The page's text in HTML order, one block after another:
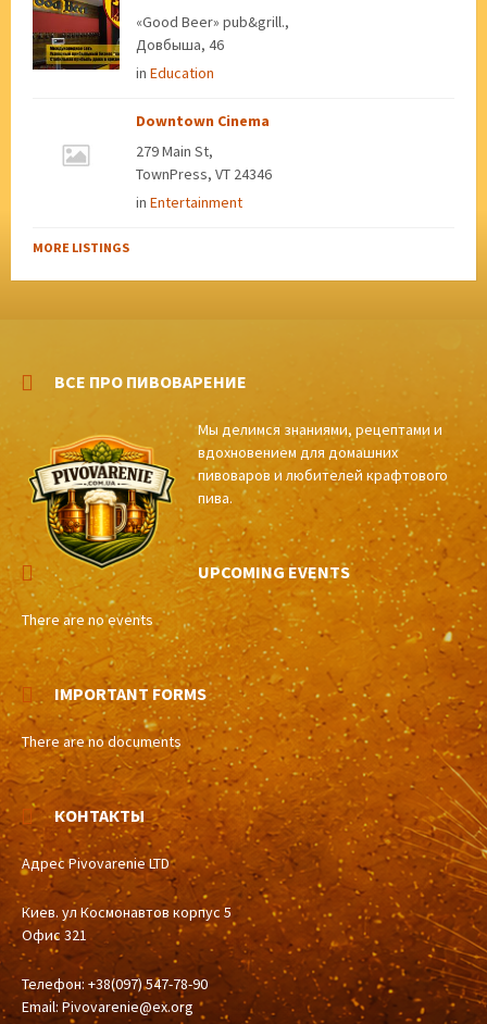
«Good Beer» pub&grill.,
Довбыша, 46
in Education
Downtown Cinema
279 Main St,
TownPress, VT 24346
in Entertainment
MORE LISTINGS
ВСЕ ПРО ПИВОВАРЕНИЕ
Мы делимся знаниями, рецептами и
вдохновением для домашних
пивоваров и любителей крафтового
пива.
UPCOMING EVENTS
There are no events
IMPORTANT FORMS
There are no documents
КОНТАКТЫ
Адрес Pivovarenie LTD
Киев. ул Космонавтов корпус 5
Офис 321
Телефон: +38(097) 547-78-90
Email: Pivovarenie@ex.org